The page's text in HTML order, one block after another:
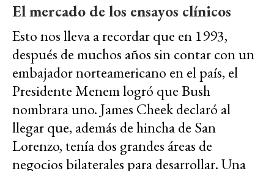
El mercado de los ensayos clínicos
Esto nos lleva a recordar que en 1993,
después de muchos años sin contar con un
embajador norteamericano en el país, el
Presidente Menem logró que Bush
nombrara uno. James Cheek declaró al
llegar que, además de hincha de San
Lorenzo, tenía dos grandes áreas de
negocios bilaterales para desarrollar. Una